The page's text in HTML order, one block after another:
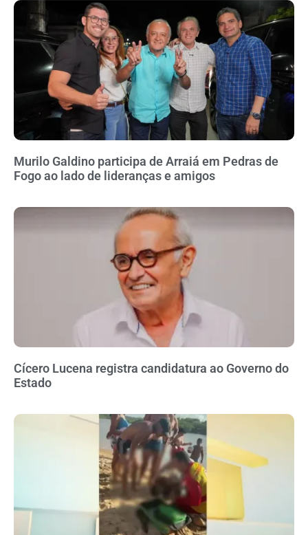
Murilo Galdino participa de Arraiá em Pedras de
Fogo ao lado de lideranças e amigos
Cícero Lucena registra candidatura ao Governo do
Estado